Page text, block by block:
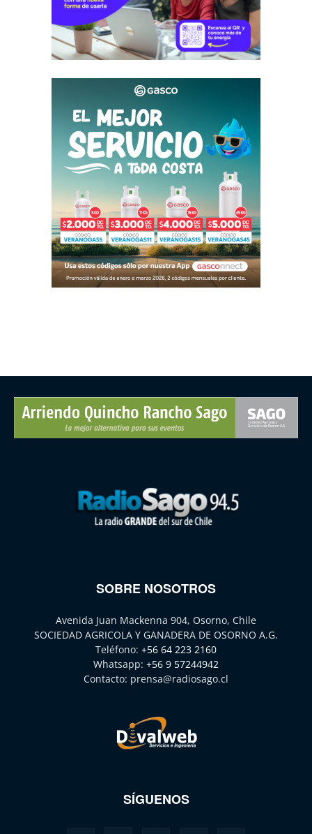
SOBRE NOSOTROS
Avenida Juan Mackenna 904, Osorno, Chile
SOCIEDAD AGRICOLA Y GANADERA DE OSORNO A.G.
Teléfono: +56 64 223 2160
Whatsapp: +56 9 57244942
Contacto: prensa@radiosago.cl
SÍGUENOS